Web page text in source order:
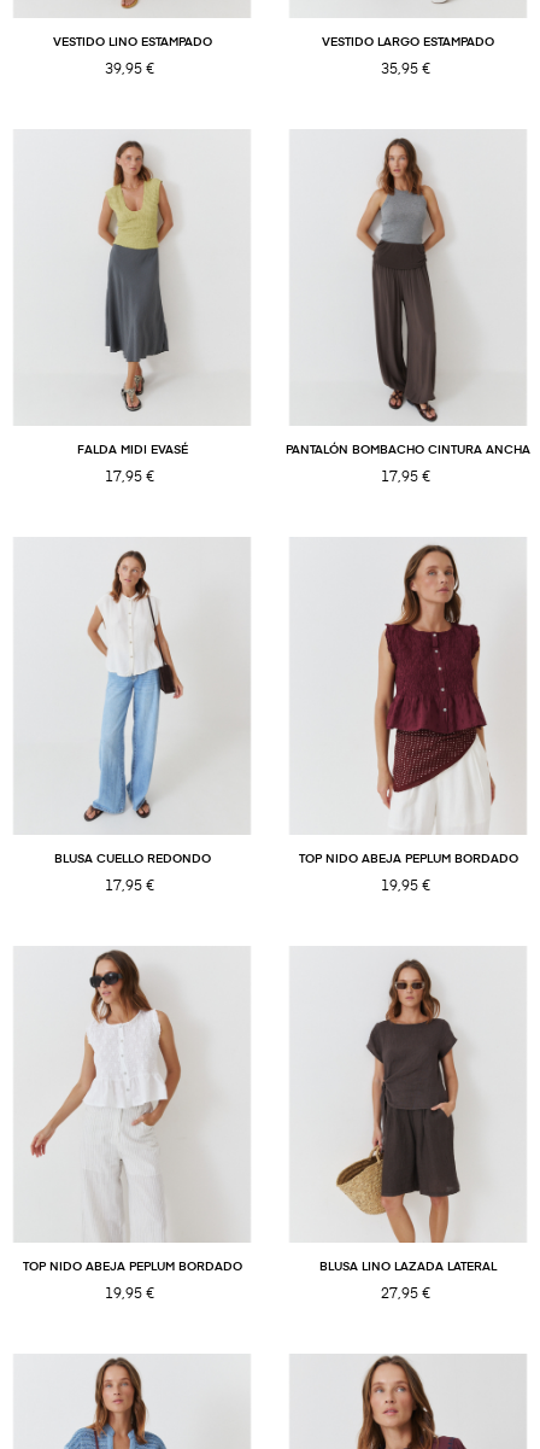
VESTIDO LINO ESTAMPADO
39,95 €
VESTIDO LARGO ESTAMPADO
35,95 €
FALDA MIDI EVASÉ
17,95 €
PANTALÓN BOMBACHO CINTURA ANCHA
17,95 €
BLUSA CUELLO REDONDO
17,95 €
TOP NIDO ABEJA PEPLUM BORDADO
19,95 €
TOP NIDO ABEJA PEPLUM BORDADO
19,95 €
BLUSA LINO LAZADA LATERAL
27,95 €